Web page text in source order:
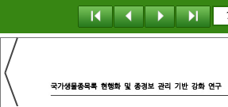
탐 색 책갈피 이 동